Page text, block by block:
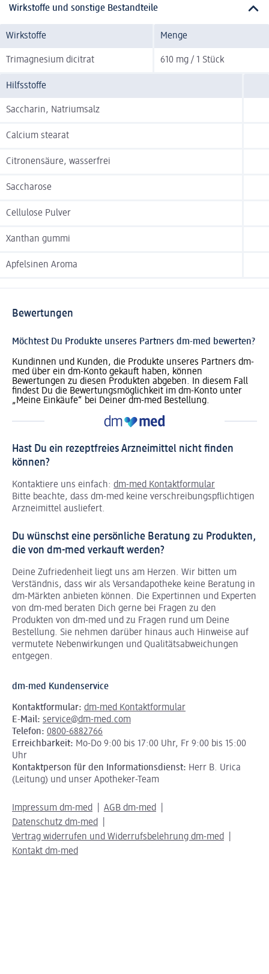
Wirkstoffe und sonstige Bestandteile
Wirkstoffe Menge
Trimagnesium dicitrat 610 mg / 1 Stück
Hilfsstoffe
Saccharin, Natriumsalz
Calcium stearat
Citronensäure, wasserfrei
Saccharose
Cellulose Pulver
Xanthan gummi
Apfelsinen Aroma
Bewertungen
Möchtest Du Produkte unseres Partners dm-med bewerten?
Kundinnen und Kunden, die Produkte unseres Partners dm-
med über ein dm-Konto gekauft haben, können
Bewertungen zu diesen Produkten abgeben. In diesem Fall
findest Du die Bewertungsmöglichkeit im dm-Konto unter
„Meine Einkäufe“ bei Deiner dm-med Bestellung.
Hast Du ein rezeptfreies Arzneimittel nicht finden
können?
Kontaktiere uns einfach: dm-med Kontaktformular
Bitte beachte, dass dm-med keine verschreibungspflichtigen
Arzneimittel ausliefert.
Du wünschst eine persönliche Beratung zu Produkten,
die von dm-med verkauft werden?
Deine Zufriedenheit liegt uns am Herzen. Wir bitten um
Verständnis, dass wir als Versandapotheke keine Beratung in
dm-Märkten anbieten können. Die Expertinnen und Experten
von dm-med beraten Dich gerne bei Fragen zu den
Produkten von dm-med und zu Fragen rund um Deine
Bestellung. Sie nehmen darüber hinaus auch Hinweise auf
vermutete Nebenwirkungen und Qualitätsabweichungen
entgegen.
dm-med Kundenservice
Kontaktformular: dm-med Kontaktformular
E-Mail: service@dm-med.com
Telefon: 0800-6882766
Erreichbarkeit: Mo-Do 9:00 bis 17:00 Uhr, Fr 9:00 bis 15:00
Uhr
Kontaktperson für den Informationsdienst: Herr B. Urica
(Leitung) und unser Apotheker-Team
Impressum dm-med
AGB dm-med
Datenschutz dm-med
Vertrag widerrufen und Widerrufsbelehrung dm-med
Kontakt dm-med